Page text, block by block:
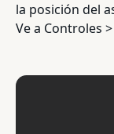
la posición del
Ve a Controles